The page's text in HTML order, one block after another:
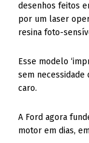
desenhos feitos
por um laser
resina foto-
Esse modelo
sem
caro.
A Ford agora
motor em dias,